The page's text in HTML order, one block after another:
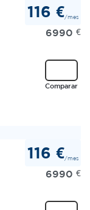
116 €/mes
6990 €
Comparar
116 €/mes
6990 €